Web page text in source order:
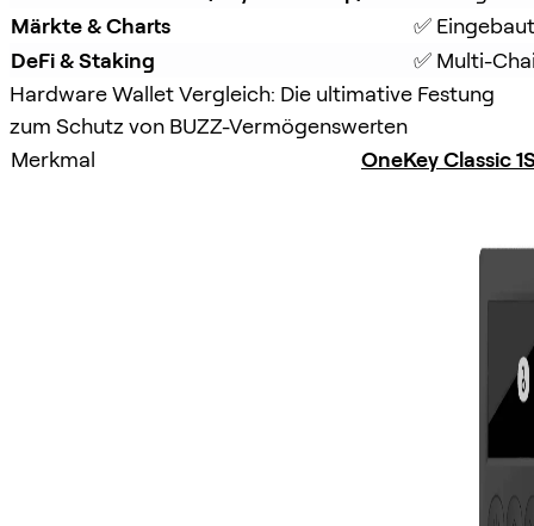
Märkte & Charts
✅
DeFi & Staking
✅ Multi-
Hardware Wallet Vergleich: Die ultimative Festung
zum Schutz von BUZZ-Vermögenswerten
Merkmal
OneKey Classic